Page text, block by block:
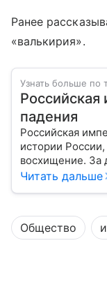
Ранее
«валькирия».
Узнать больше по
падения
Российская
истории
восхищение. За
площадь
Российская
большой
вынуждены
большую
Читать дальше
Общество